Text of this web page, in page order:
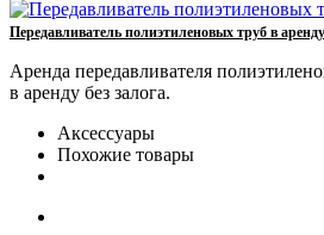
Передавливатель полиэтиленовых труб в
Аренда передавливателя
в аренду без залога.
Аксессуары
Похожие товары